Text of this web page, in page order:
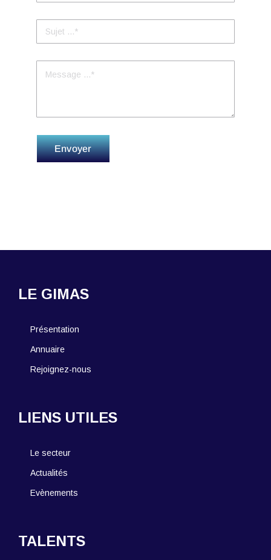
Envoyer
LE GIMAS
Présentation
Annuaire
Rejoignez-nous
LIENS UTILES
Le secteur
Actualités
Evènements
TALENTS